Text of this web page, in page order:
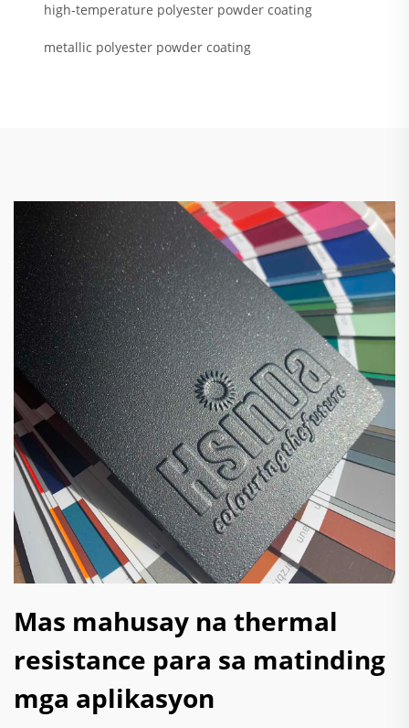
high-temperature polyester powder coating
metallic polyester powder coating
Mas mahusay na thermal
resistance para sa matinding
mga aplikasyon